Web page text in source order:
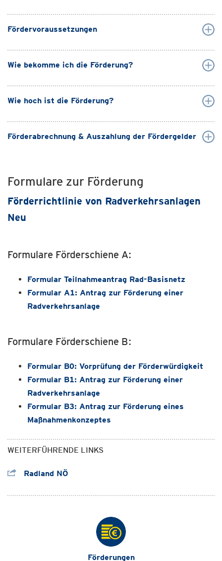
Fördervoraussetzungen
Wie bekomme ich die Förderung?
Wie hoch ist die Förderung?
Förderabrechnung & Auszahlung der Fördergelder
Formulare zur Förderung
Förderrichtlinie von Radverkehrsanlagen
Neu
Formulare Förderschiene A:
Formular Teilnahmeantrag Rad-Basisnetz
Formular A1: Antrag zur Förderung einer
Radverkehrsanlage
Formulare Förderschiene B:
Formular B0: Vorprüfung der Förderwürdigkeit
Formular B1: Antrag zur Förderung einer
Radverkehrsanlage
Formular B3: Antrag zur Förderung eines
Maßnahmenkonzeptes
WEITERFÜHRENDE LINKS
Radland NÖ
Förderungen